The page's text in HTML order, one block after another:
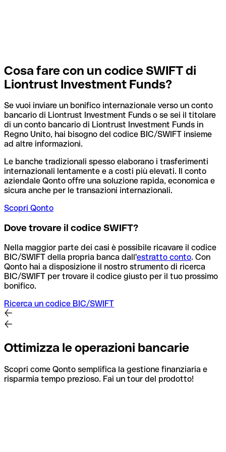
Cosa fare con un codice SWIFT di
Liontrust Investment Funds?
Se vuoi inviare un bonifico internazionale verso un conto
bancario di Liontrust Investment Funds o se sei il titolare
di un conto bancario di Liontrust Investment Funds in
Regno Unito, hai bisogno del codice BIC/SWIFT insieme
ad altre informazioni.
Le banche tradizionali spesso elaborano i trasferimenti
internazionali lentamente e a costi più elevati. Il conto
aziendale Qonto offre una soluzione rapida, economica e
sicura anche per le transazioni internazionali.
Scopri Qonto
Dove trovare il codice SWIFT?
Nella maggior parte dei casi è possibile ricavare il codice
BIC/SWIFT della propria banca dall'estratto conto. Con
Qonto hai a disposizione il nostro strumento di ricerca
BIC/SWIFT per trovare il codice giusto per il tuo prossimo
bonifico.
Ricerca un codice BIC/SWIFT
Ottimizza le operazioni bancarie
Scopri come Qonto semplifica la gestione finanziaria e
risparmia tempo prezioso. Fai un tour del prodotto!